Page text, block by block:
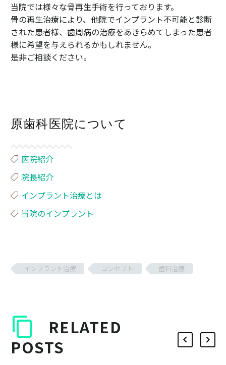
当院では様々な骨再生手術を行っております。
骨の再生治療により、他院でインプラント不可能と診断
された患者様、歯周病の治療をあきらめてしまった患者
様に希望を与えられるかもしれません。
是非ご相談ください。
原歯科医院について
医院紹介
院長紹介
インプラント治療とは
当院のインプラント
インプラント治療 コンセプト 歯科治療
RELATED
POSTS